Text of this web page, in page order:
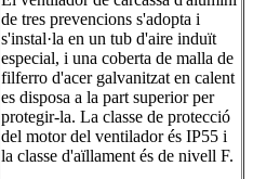
de tres prevencions s'adopta i
s'instal·la en un tub d'aire induït
especial, i una coberta de malla de
filferro d'acer galvanitzat en calent
es disposa a la part superior per
protegir-la. La classe de protecció
del motor del ventilador és IP55 i
la classe d'aïllament és de nivell F.